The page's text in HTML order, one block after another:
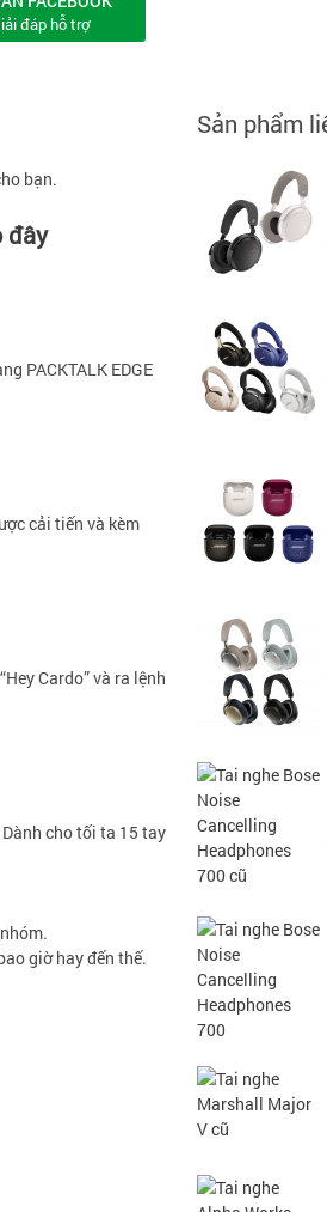
đáp hỗ trợ
bạn.
đây
PACKTALK EDGE
cải tiến và kèm
Cardo” và ra lệnh
cho tối ta 15 tay
giờ hay đến thế.
Sản phẩm